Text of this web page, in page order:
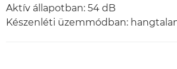
Aktív állapotban: 54 dB
Készenléti üzemmódban: